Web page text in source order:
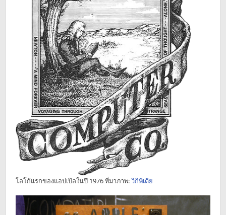
โลโก้แรกของแอปเปิลในปี 1976 ที่มาภาพ:วิกิพีเดีย